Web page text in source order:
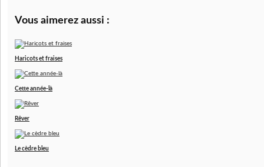
Vous aimerez aussi :
Haricots et fraises
Cette année-là
Rêver
Le cèdre bleu